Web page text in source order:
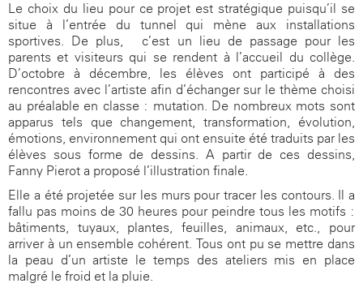
Le choix du lieu pour ce projet est stratégique puisqu’il se
situe à l’entrée du tunnel qui mène aux installations
sportives. De plus,
c’est un lieu de passage pour les
parents et visiteurs qui se rendent à l’accueil du collège.
D’octobre à décembre, les élèves ont participé à des
rencontres avec l’artiste afin d’échanger sur le thème choisi
au préalable en classe : mutation. De nombreux mots sont
apparus tels que changement, transformation, évolution,
émotions, environnement qui ont ensuite été traduits par les
élèves sous forme de dessins. A partir de ces dessins,
Fanny Pierot a proposé l’illustration finale.
Elle a été projetée sur les murs pour tracer les contours. Il a
fallu pas moins de 30 heures pour peindre tous les motifs :
bâtiments, tuyaux, plantes, feuilles, animaux, etc., pour
arriver à un ensemble cohérent. Tous ont pu se mettre dans
la peau d’un artiste le temps des ateliers mis en place
malgré le froid et la pluie.